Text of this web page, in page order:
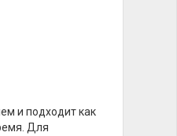
и подходит как
Для